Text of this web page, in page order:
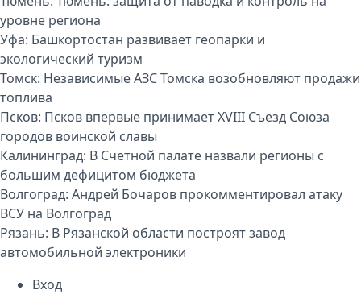
уровне региона
Уфа: Башкортостан развивает геопарки и
экологический туризм
Томск: Независимые АЗС Томска возобновляют продажи
топлива
Псков: Псков впервые принимает XVIII Съезд Союза
городов воинской славы
Калининград: В Счетной палате назвали регионы с
большим дефицитом бюджета
Волгоград: Андрей Бочаров прокомментировал атаку
ВСУ на Волгоград
Рязань: В Рязанской области построят завод
автомобильной электроники
Вход